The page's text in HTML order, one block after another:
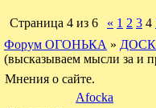
Страница 4 из 6 « 1 2 3 4
Форум ОГОНЬКА »
(высказываем мысли за и
Мнения о сайте.
Afocka